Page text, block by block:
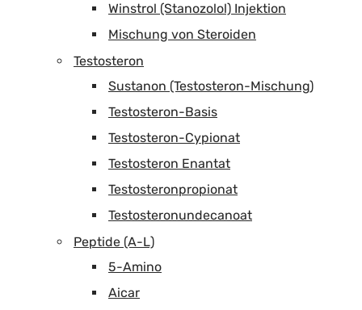
Winstrol (Stanozolol) Injektion
Mischung von Steroiden
Testosteron
Sustanon (Testosteron-Mischung)
Testosteron-Basis
Testosteron-Cypionat
Testosteron Enantat
Testosteronpropionat
Testosteronundecanoat
Peptide (A-L)
5-Amino
Aicar